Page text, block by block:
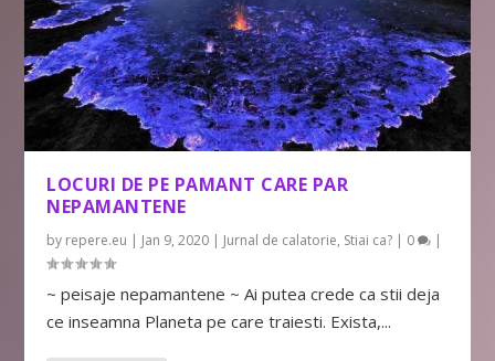
LOCURI DE PE PAMANT CARE PAR
NEPAMANTENE
by repere.eu Jan 9, 2020 Jurnal de calatorie, Stiai ca? 0
~ peisaje nepamantene ~ Ai putea crede ca stii deja
ce inseamna Planeta pe care traiesti. Exista,...